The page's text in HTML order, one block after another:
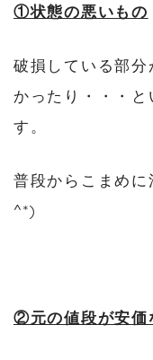
①状態の悪いもの
破損している部
かったり・・・と
す。
普段からこまめ
^*)
②元の値段が安価